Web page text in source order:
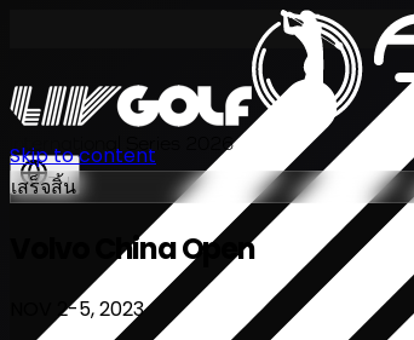
International Series 2026
TH
Skip to content
เสร็จสิ้น
Volvo China Open
NOV 2-5, 2023